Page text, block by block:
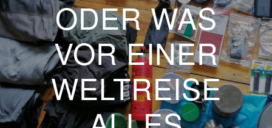
ODER WAS
VOR EINER
WELTREISE